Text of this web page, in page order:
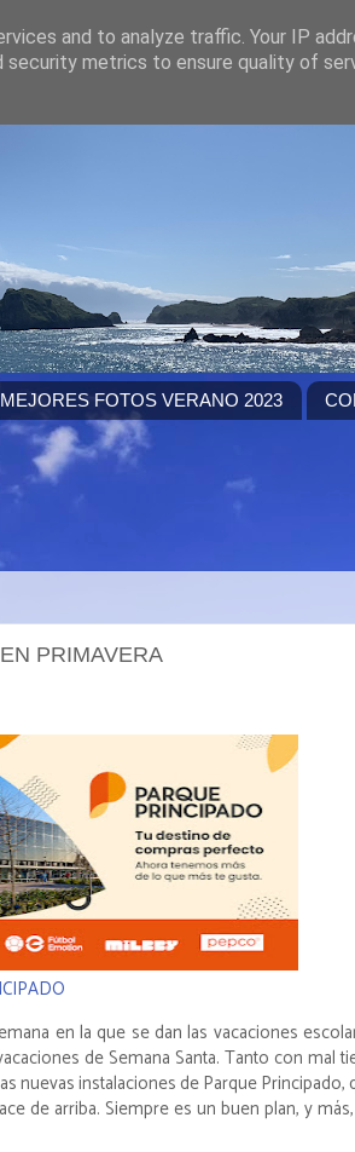
MEJORES FOTOS VERANO 2023
PRIMAVERA
en la que se dan las vacaciones
de Semana Santa. Tanto con mal
nuevas instalaciones de Parque Principado,
de arriba. Siempre es un buen plan, y
and to analyze traffic. Your IP
metrics to ensure quality of